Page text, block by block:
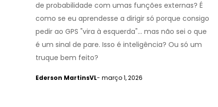
de probabilidade com umas funções externas? É
como se eu aprendesse a dirigir só porque consigo
pedir ao GPS "vira à esquerda"... mas não sei o que
é um sinal de pare. Isso é inteligência? Ou só um
truque bem feito?
Ederson MartinsVL- março 1, 2026